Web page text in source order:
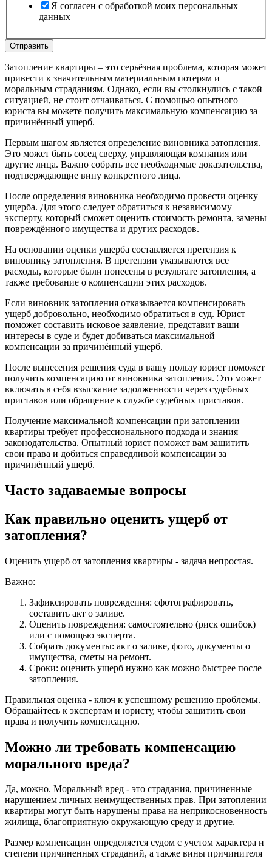
Текстовая Я согласен с обработкой моих персональных
данных
Отправить
Затопление квартиры – это серьёзная проблема, которая может
привести к значительным материальным потерям и
моральным страданиям. Однако, если вы столкнулись с такой
ситуацией, не стоит отчаиваться. С помощью опытного
юриста вы можете получить максимальную компенсацию за
причинённый ущерб.
Первым шагом является определение виновника затопления.
Это может быть сосед сверху, управляющая компания или
другие лица. Важно собрать все необходимые доказательства,
подтверждающие вину конкретного лица.
После определения виновника необходимо провести оценку
ущерба. Для этого следует обратиться к независимому
эксперту, который сможет оценить стоимость ремонта, замены
повреждённого имущества и других расходов.
На основании оценки ущерба составляется претензия к
виновнику затопления. В претензии указываются все
расходы, которые были понесены в результате затопления, а
также требование о компенсации этих расходов.
Если виновник затопления отказывается компенсировать
ущерб добровольно, необходимо обратиться в суд. Юрист
поможет составить исковое заявление, представит ваши
интересы в суде и будет добиваться максимальной
компенсации за причинённый ущерб.
После вынесения решения суда в вашу пользу юрист поможет
получить компенсацию от виновника затопления. Это может
включать в себя взыскание задолженности через судебных
приставов или обращение к службе судебных приставов.
Получение максимальной компенсации при затоплении
квартиры требует профессионального подхода и знания
законодательства. Опытный юрист поможет вам защитить
свои права и добиться справедливой компенсации за
причинённый ущерб.
Часто задаваемые вопросы
Как правильно оценить ущерб от
затопления?
Оценить ущерб от затопления квартиры - задача непростая.
Важно:
Зафиксировать повреждения: сфотографировать,
составить акт о заливе.
Оценить повреждения: самостоятельно (риск ошибок)
или с помощью эксперта.
Собрать документы: акт о заливе, фото, документы о
имущества, сметы на ремонт.
Сроки: оценить ущерб нужно как можно быстрее после
затопления.
Правильная оценка - ключ к успешному решению проблемы.
Обращайтесь к экспертам и юристу, чтобы защитить свои
права и получить компенсацию.
Можно ли требовать компенсацию
морального вреда?
Да, можно. Моральный вред - это страдания, причиненные
нарушением личных неимущественных прав. При затоплении
квартиры могут быть нарушены права на неприкосновенность
жилища, благоприятную окружающую среду и другие.
Размер компенсации определяется судом с учетом характера и
степени причиненных страданий, а также вины причинителя